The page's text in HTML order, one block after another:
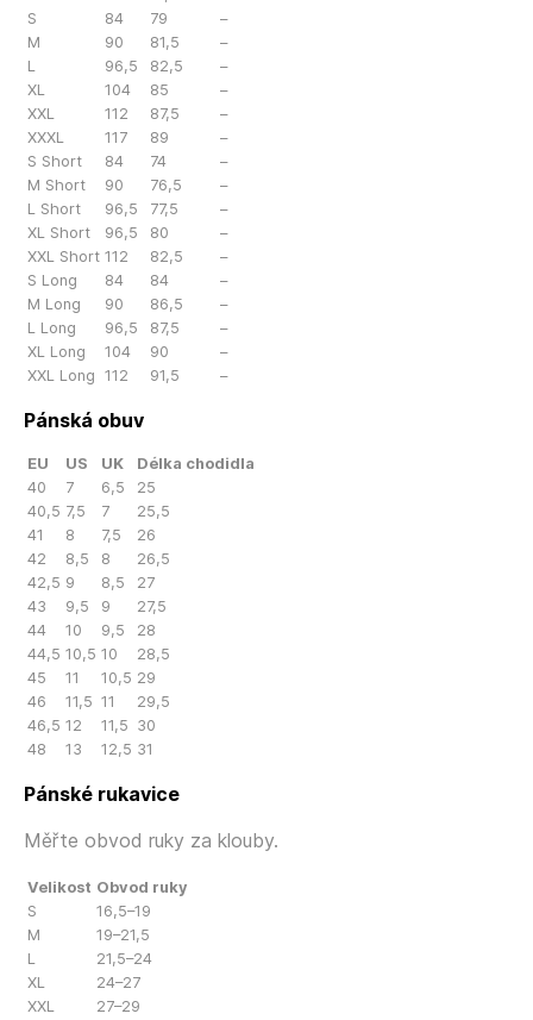
S
84 79
–
M
90 81,5
–
L
96,5 82,5
–
XL
104 85
–
XXL
112 87,5
–
XXXL
117 89
–
S Short
84 74
–
M Short
90 76,5
–
L Short
96,5 77,5
–
XL Short
96,5 80
–
XXL Short 112 82,5
–
S Long
84 84
–
M Long
90 86,5
–
L Long
96,5 87,5
–
XL Long
104 90
–
XXL Long 112 91,5 –
Pánská obuv
EU US UK
Délka chodidla
40
7 6,5
25
40,5 7,5 7
25,5
41
8 7,5
26
42
8,5 8
26,5
42,5 9 8,5
27
43
9,5 9
27,5
44
10 9,5
28
44,5 10,5 10
28,5
45
11 10,5 29
46
11,5 11
29,5
46,5 12 11,5 30
48
13 12,5 31
Pánské rukavice
Měřte obvod ruky za klouby.
Velikost Obvod ruky
S
16,5–19
M
19–21,5
L
21,5–24
XL
24–27
XXL
27–29